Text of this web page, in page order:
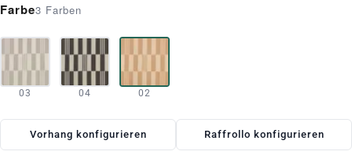
Farbe3 Farben
03 04 02
Vorhang konfigurieren Raffrollo konfigurieren